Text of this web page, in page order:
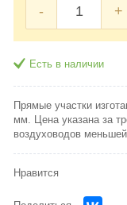
- +
Есть в наличии
Прямые участки
мм. Цена указана за
воздуховодов
Нравится